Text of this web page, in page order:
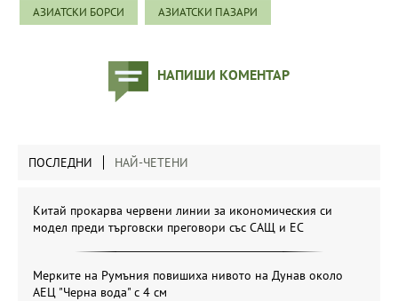
АЗИАТСКИ БОРСИ АЗИАТСКИ ПАЗАРИ
НАПИШИ КОМЕНТАР
ПОСЛЕДНИ НАЙ-ЧЕТЕНИ
Китай прокарва червени линии за икономическия си
модел преди търговски преговори със САЩ и ЕС
Мерките на Румъния повишиха нивото на Дунав около
АЕЦ "Черна вода" с 4 см